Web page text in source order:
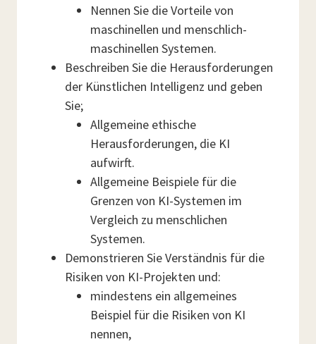
Nennen Sie die Vorteile von
maschinellen und menschlich-
maschinellen Systemen.
Beschreiben Sie die Herausforderungen
der Künstlichen Intelligenz und geben
Sie;
Allgemeine ethische
Herausforderungen, die KI
aufwirft.
Allgemeine Beispiele für die
Grenzen von KI-Systemen im
Vergleich zu menschlichen
Systemen.
Demonstrieren Sie Verständnis für die
Risiken von KI-Projekten und:
mindestens ein allgemeines
Beispiel für die Risiken von KI
nennen,